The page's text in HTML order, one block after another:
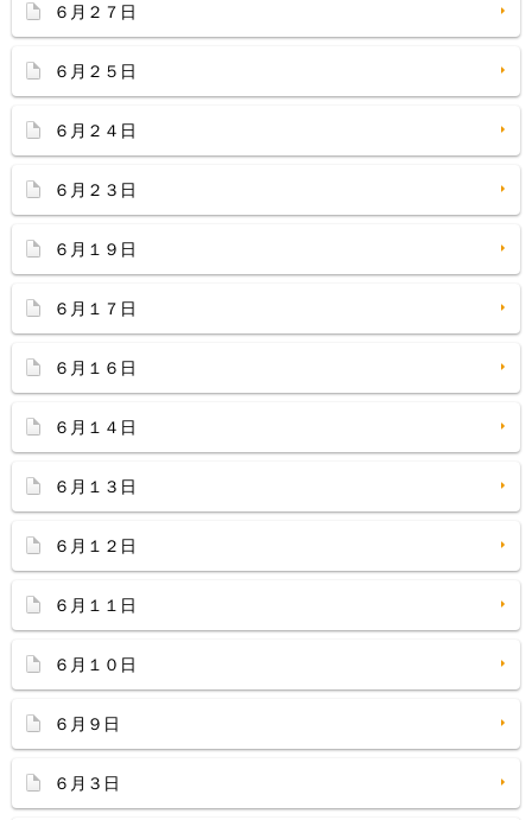
６月２７日
６月２５日
６月２４日
６月２３日
６月１９日
６月１７日
６月１６日
６月１４日
６月１３日
６月１２日
６月１１日
６月１０日
６月９日
６月３日